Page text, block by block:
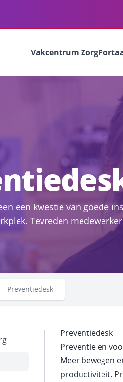
Vakcentrum
een kwestie van goede
Tevreden
Preventiedesk
Preventiedesk
Preventie en
Meer bewegen
productiviteit.